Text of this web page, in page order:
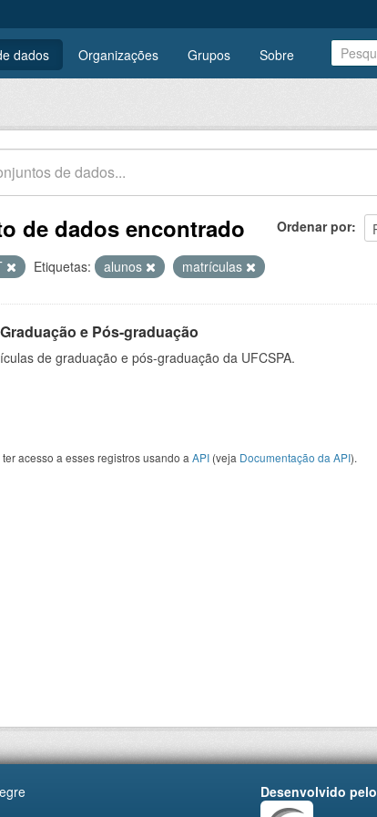
dados Organizações Grupos Sobre
Ordenar por
de dados encontrado
Etiquetas: alunos matrículas
e Pós-graduação
de graduação e pós-graduação da UFCSPA.
acesso a esses registros usando a API (veja Documentação da API).
Desenvolvido pelo